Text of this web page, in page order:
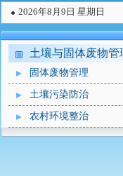
2026年8月9日 星期日
土壤与固体废物管
固体废物管理
土壤污染防治
农村环境整治